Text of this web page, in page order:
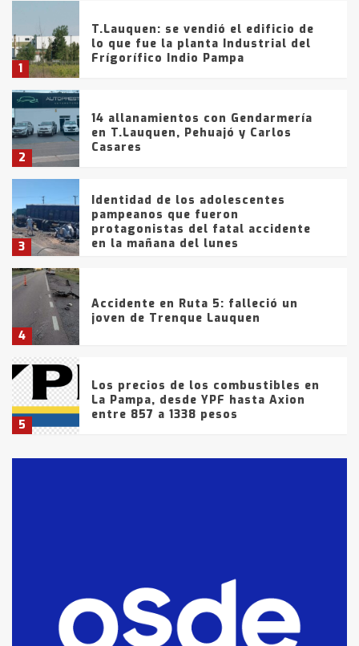
1
T.Lauquen: se vendió el edificio de
lo que fue la planta Industrial del
Frígorífico Indio Pampa
2
14 allanamientos con Gendarmería
en T.Lauquen, Pehuajó y Carlos
Casares
3
Identidad de los adolescentes
pampeanos que fueron
protagonistas del fatal accidente
en la mañana del lunes
4
Accidente en Ruta 5: falleció un
joven de Trenque Lauquen
5
Los precios de los combustibles en
La Pampa, desde YPF hasta Axion
entre 857 a 1338 pesos
fueron detenidos por
comercialización de drogas en la
tarde del sábado